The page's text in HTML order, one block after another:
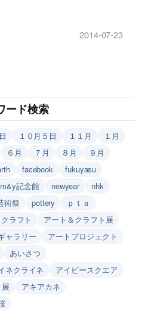
2014-07-23
ード検索
１０月５日 １１月
１月
６月 ７月 ８月
９月
facebook
fukuyasu
m&y記念館 newyear
nhk
術祭 pottery
ｐｔａ
ラフト
アート＆クラフト展
ャラリー
アートプロジェクト
あいさつ
ネクライネ
アイビースクエア
アキアカネ